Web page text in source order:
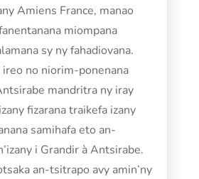
Amiens France, manao
miompana
sy ny fahadiovana.
ireo no niorim-ponenana
mandritra ny iray
fizarana traikefa izany
samihafa eto an-
i Grandir à Antsirabe.
an-tsitrapo avy amin’ny